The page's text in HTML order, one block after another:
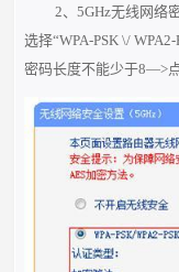
2、5GHz无线网络
选择“WPA-PSK \/
密码长度不能少于8—>点